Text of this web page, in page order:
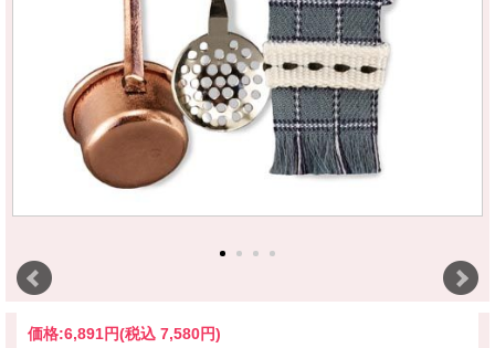
価格:6,891円(税込 7,580円)